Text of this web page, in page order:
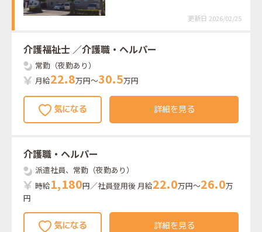
更新日 2026/02/25
介護福祉士 ／介護職・ヘルパー
常勤（夜勤あり）
月給22.8万円～30.5万円
詳細を見る
介護職・ヘルパー
派遣社員、常勤（夜勤あり）
時給1,180円／社員登用後 月給22.0万円～26.0万
円
詳細を見る